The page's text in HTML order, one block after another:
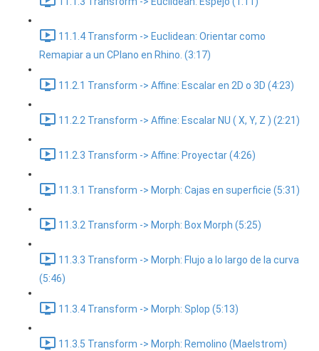
11.1.4 Transform -> Euclidean: Orientar como
Remapiar a un CPlano en Rhino. (3:17)
11.2.1 Transform -> Affine: Escalar en 2D o 3D (4:23)
11.2.2 Transform -> Affine: Escalar NU ( X, Y, Z ) (2:21)
11.2.3 Transform -> Affine: Proyectar (4:26)
11.3.1 Transform -> Morph: Cajas en superficie (5:31)
11.3.2 Transform -> Morph: Box Morph (5:25)
11.3.3 Transform -> Morph: Flujo a lo largo de la curva
(5:46)
11.3.4 Transform -> Morph: Splop (5:13)
11.3.5 Transform -> Morph: Remolino (Maelstrom)